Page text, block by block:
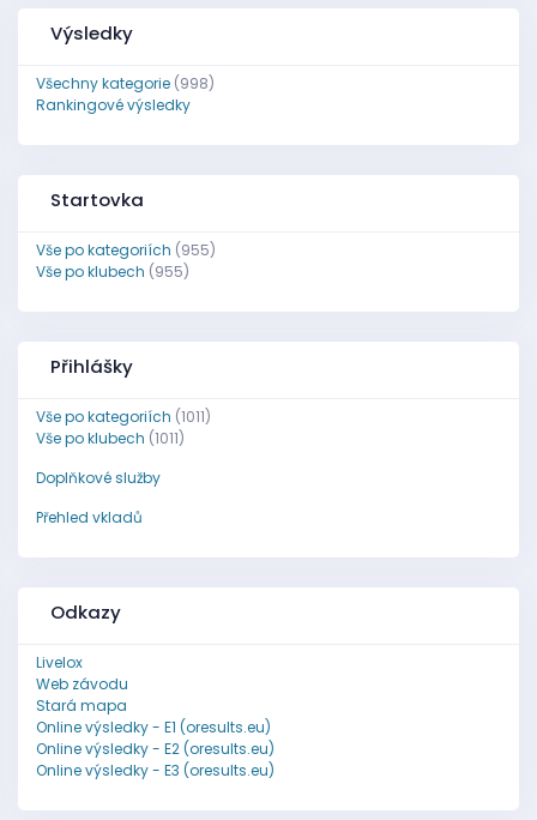
Výsledky
Všechny kategorie(998)
Rankingové výsledky
Startovka
Vše po kategoriích (955)
Vše po klubech (955)
Přihlášky
Vše po kategoriích (1011)
Vše po klubech (1011)
Doplňkové služby
Přehled vkladů
Odkazy
Livelox
Web závodu
Stará mapa
Online výsledky - E1 (oresults.eu)
Online výsledky - E2 (oresults.eu)
Online výsledky - E3 (oresults.eu)